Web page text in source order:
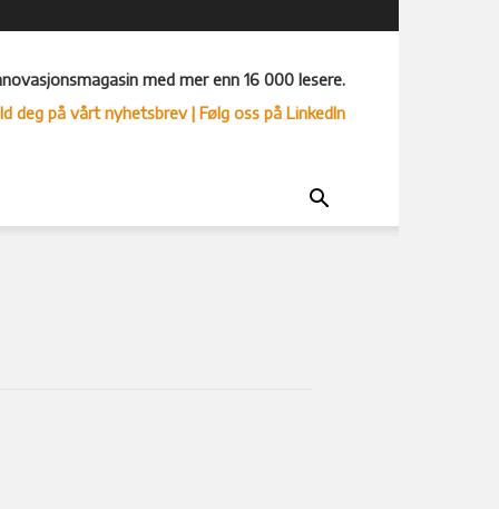
med mer enn 16 000 lesere.
deg på vårt nyhetsbrev| Følg oss på LinkedIn